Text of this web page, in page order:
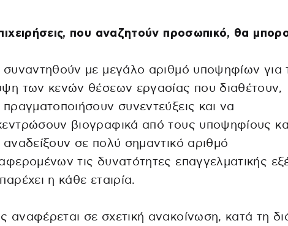
που αναζητούν προσωπικό, θα
συναντηθούν με μεγάλο αριθμό υποψηφίων για
των κενών θέσεων εργασίας που διαθέτουν,
συνεντεύξεις και να
βιογραφικά από τους υποψηφίους
σε πολύ σημαντικό αριθμό
τις δυνατότητες επαγγελματικής
η κάθε εταιρία.
αναφέρεται σε σχετική ανακοίνωση, κατά τη